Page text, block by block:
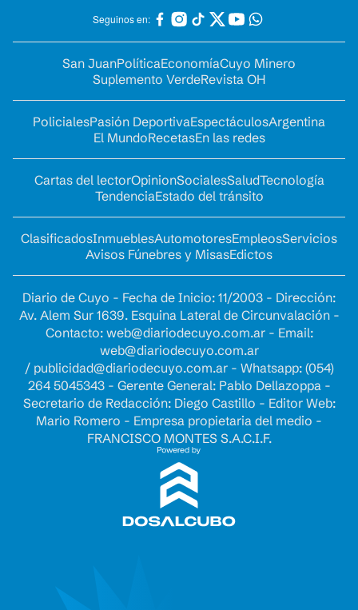
Seguinos en:
San JuanPolíticaEconomíaCuyo Minero
Suplemento VerdeRevista OH
PolicialesPasión DeportivaEspectáculosArgentina
El MundoRecetasEn las redes
Cartas del lectorOpinionSocialesSaludTecnología
TendenciaEstado del tránsito
ClasificadosInmueblesAutomotoresEmpleosServicios
Avisos Fúnebres y MisasEdictos
Diario de Cuyo - Fecha de Inicio: 11/2003 - Dirección:
Av. Alem Sur 1639. Esquina Lateral de Circunvalación -
Contacto: web@diariodecuyo.com.ar- Email:
web@diariodecuyo.com.ar
/ publicidad@diariodecuyo.com.ar- Whatsapp: (054)
264 5045343 - Gerente General: Pablo Dellazoppa -
Secretario de Redacción: Diego Castillo - Editor Web:
Mario Romero - Empresa propietaria del medio -
FRANCISCO MONTES S.A.C.I.F.